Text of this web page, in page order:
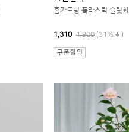
홈가드닝 플라스틱 슬릿
1,310 1,900 (31% )